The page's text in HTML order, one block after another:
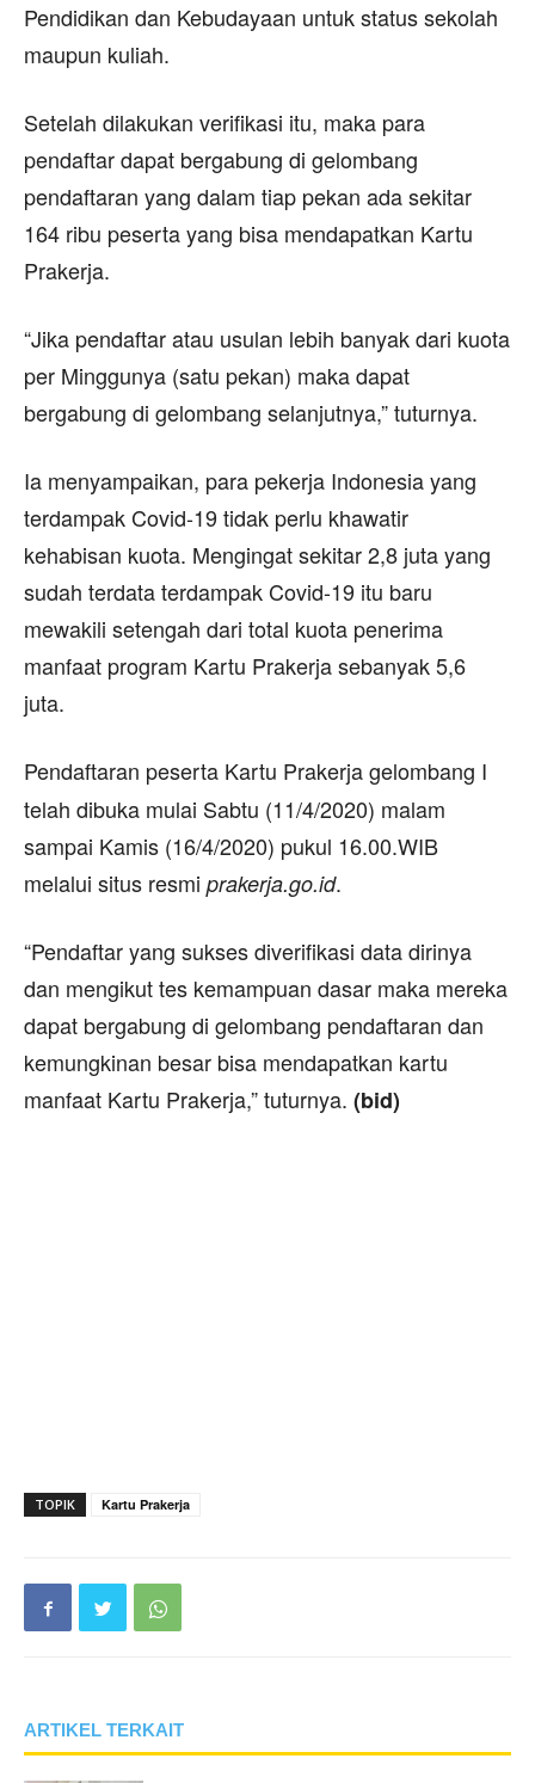
Pendidikan dan Kebudayaan untuk status sekolah
maupun kuliah.
Setelah dilakukan verifikasi itu, maka para
pendaftar dapat bergabung di gelombang
pendaftaran yang dalam tiap pekan ada sekitar
164 ribu peserta yang bisa mendapatkan Kartu
Prakerja.
“Jika pendaftar atau usulan lebih banyak dari kuota
per Minggunya (satu pekan) maka dapat
bergabung di gelombang selanjutnya,” tuturnya.
Ia menyampaikan, para pekerja Indonesia yang
terdampak Covid-19 tidak perlu khawatir
kehabisan kuota. Mengingat sekitar 2,8 juta yang
sudah terdata terdampak Covid-19 itu baru
mewakili setengah dari total kuota penerima
manfaat program Kartu Prakerja sebanyak 5,6
juta.
Pendaftaran peserta Kartu Prakerjagelombang I
telah dibuka mulai Sabtu (11/4/2020) malam
sampai Kamis (16/4/2020) pukul 16.00.WIB
melalui situs resmi prakerja.go.id.
“Pendaftar yang sukses diverifikasi data dirinya
dan mengikut tes kemampuan dasar maka mereka
dapat bergabung di gelombang pendaftaran dan
kemungkinan besar bisa mendapatkan kartu
manfaat Kartu Prakerja,” tuturnya. (bid)
TOPIK Kartu Prakerja
ARTIKEL TERKAIT